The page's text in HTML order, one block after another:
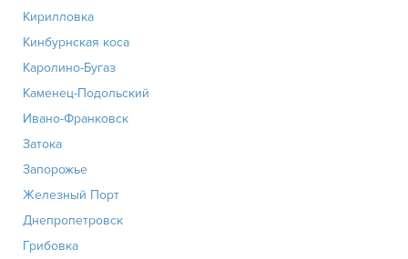
Кирилловка
Кинбурнская коса
Каролино-Бугаз
Каменец-Подольский
Ивано-Франковск
Затока
Запорожье
Железный Порт
Днепропетровск
Грибовка